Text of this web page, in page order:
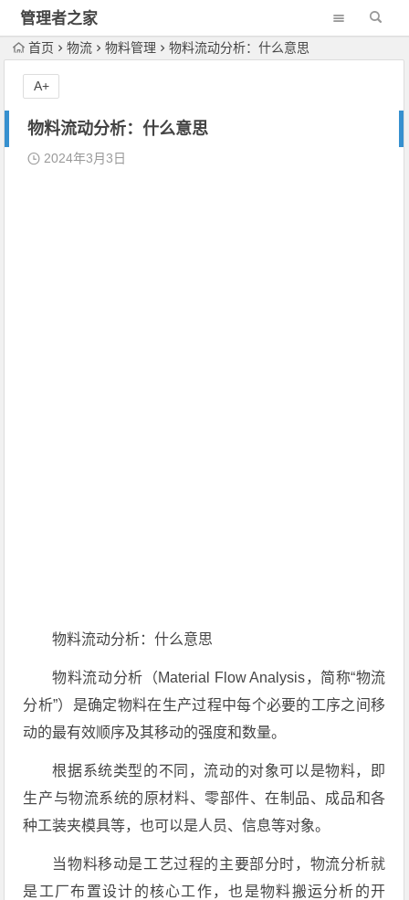
管理者之家
首页 物流 物料管理 物料流动分析：什么意思
物料流动分析：什么意思
2024年3月3日
物料流动分析：什么意思
物料流动分析（Material Flow Analysis，简称“物流
分析”）是确定物料在生产过程中每个必要的工序之间移
动的最有效顺序及其移动的强度和数量。
根据系统类型的不同，流动的对象可以是物料，即
生产与物流系统的原材料、零部件、在制品、成品和各
种工装夹模具等，也可以是人员、信息等对象。
当物料移动是工艺过程的主要部分时，物流分析就
是工厂布置设计的核心工作，也是物料搬运分析的开
A+